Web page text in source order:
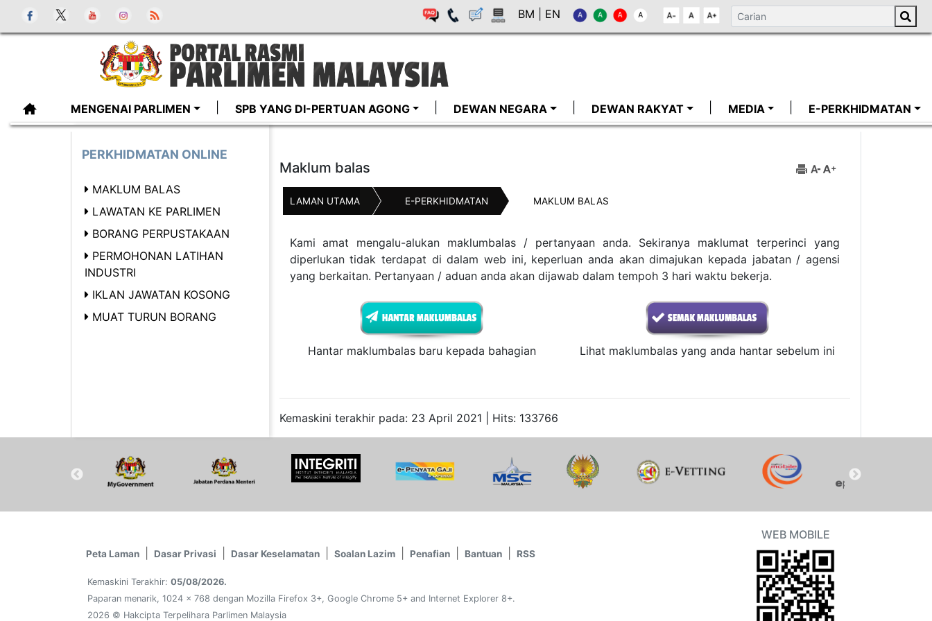
BM EN
MENGENAI PARLIMEN SPB YANG DI-PERTUAN AGONG DEWAN NEGARA DEWAN RAKYAT MEDIA E-PERKHIDMATAN
Maklum balas
LAMAN UTAMA E-PERKHIDMATAN MAKLUM BALAS
Kami amat mengalu-alukan maklumbalas / pertanyaan anda. Sekiranya maklumat terperinci yang
diperlukan tidak terdapat di dalam web ini, keperluan anda akan dimajukan kepada jabatan / agensi
yang berkaitan. Pertanyaan / aduan anda akan dijawab dalam tempoh 3 hari waktu bekerja.
Hantar maklumbalas baru kepada bahagian Lihat maklumbalas yang anda hantar sebelum ini
Kemaskini terakhir pada: 23 April 2021 | Hits: 133766
PERKHIDMATAN ONLINE
MAKLUM BALAS
LAWATAN KE PARLIMEN
BORANG PERPUSTAKAAN
PERMOHONAN LATIHAN
INDUSTRI
IKLAN JAWATAN KOSONG
MUAT TURUN BORANG
Peta Laman Dasar Privasi Dasar Keselamatan Soalan Lazim Penafian Bantuan RSS
Kemaskini Terakhir: 05/08/2026.
Paparan menarik, 1024 x 768 dengan Mozilla Firefox 3+, Google Chrome 5+ and Internet Explorer 8+.
2026 © Hakcipta Terpelihara Parlimen Malaysia
WEB MOBILE